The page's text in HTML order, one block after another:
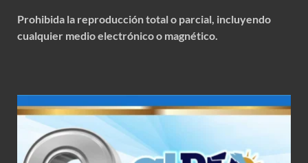
Prohibida la reproducción total o parcial, incluyendo
cualquier medio electrónico o magnético.